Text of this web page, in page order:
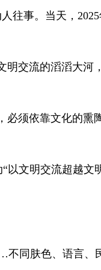
往事。当天，2025
明交流的滔滔大河
必须依靠文化的熏
以文明交流超越文
同肤色、语言、